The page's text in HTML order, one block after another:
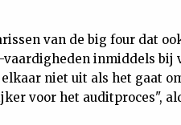
van de big four dat
inmiddels bij
niet uit als het gaat
voor het auditproces",